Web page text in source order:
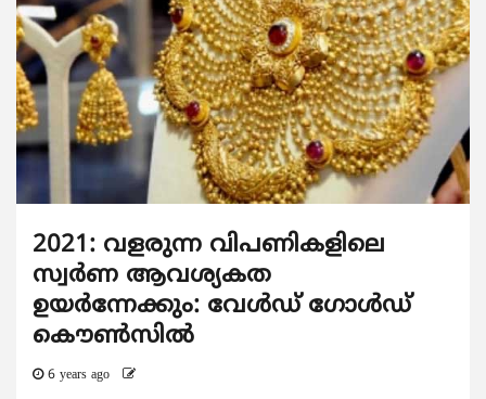
2021: വളരുന്ന വിപണികളിലെ
സ്വര്‍ണ ആവശ്യകത
ഉയര്‍ന്നേക്കും: വേള്‍ഡ് ഗോള്‍ഡ്
കൌണ്‍സില്‍
6 years ago